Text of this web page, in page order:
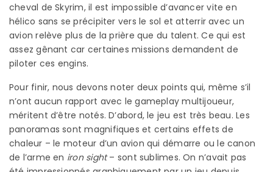
cheval de Skyrim, il est impossible d’avancer vite en
hélico sans se précipiter vers le sol et atterrir avec un
avion relève plus de la prière que du talent. Ce qui est
assez gênant car certaines missions demandent de
piloter ces engins.
Pour finir, nous devons noter deux points qui, même s’il
n’ont aucun rapport avec le gameplay multijoueur,
méritent d’être notés. D’abord, le jeu est très beau. Les
panoramas sont magnifiques et certains effets de
chaleur – le moteur d’un avion qui démarre ou le canon
de l’arme en iron sight– sont sublimes. On n’avait pas